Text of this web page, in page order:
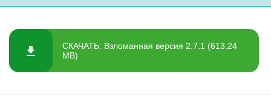
СКАЧАТЬ: Взломанная версия 2.7.1 (613.24
MB)